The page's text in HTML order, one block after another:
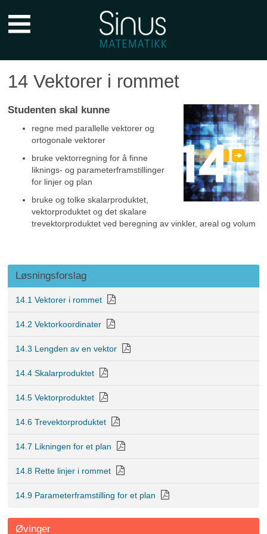
Hovedmeny
Forkurs
14 Vektorer i rommet
Studenten skal kunne
regne med parallelle vektorer og
ortogonale vektorer
bruke vektorregning for å finne
liknings- og parameterframstillinger
for linjer og plan
bruke og tolke skalarproduktet,
vektorproduktet og det skalare
trevektorproduktet ved beregning av vinkler, areal og volum
Løsningsforslag
14.1 Vektorer i rommet
14.2 Vektorkoordinater
14.3 Lengden av en vektor
14.4 Skalarproduktet
14.5 Vektorproduktet
14.6 Trevektorproduktet
14.7 Likningen for et plan
14.8 Rette linjer i rommet
14.9 Parameterframstilling for et plan
Øvinger